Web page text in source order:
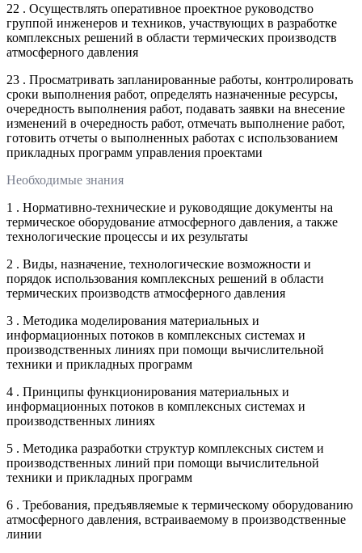
22 . Осуществлять оперативное проектное руководство
группой инженеров и техников, участвующих в разработке
комплексных решений в области термических производств
атмосферного давления
23 . Просматривать запланированные работы, контролировать
сроки выполнения работ, определять назначенные ресурсы,
очередность выполнения работ, подавать заявки на внесение
изменений в очередность работ, отмечать выполнение работ,
готовить отчеты о выполненных работах с использованием
прикладных программ управления проектами
Необходимые знания
1 . Нормативно-технические и руководящие документы на
термическое оборудование атмосферного давления, а также
технологические процессы и их результаты
2 . Виды, назначение, технологические возможности и
порядок использования комплексных решений в области
термических производств атмосферного давления
3 . Методика моделирования материальных и
информационных потоков в комплексных системах и
производственных линиях при помощи вычислительной
техники и прикладных программ
4 . Принципы функционирования материальных и
информационных потоков в комплексных системах и
производственных линиях
5 . Методика разработки структур комплексных систем и
производственных линий при помощи вычислительной
техники и прикладных программ
6 . Требования, предъявляемые к термическому оборудованию
атмосферного давления, встраиваемому в производственные
линии